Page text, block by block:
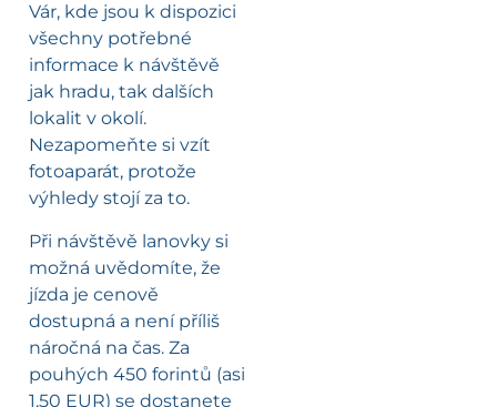
Vár, kde jsou k dispozici
všechny potřebné
informace k návštěvě
jak hradu, tak dalších
lokalit v okolí.
Nezapomeňte si vzít
fotoaparát, protože
výhledy stojí za to.
Při návštěvě lanovky si
možná uvědomíte, že
jízda je cenově
dostupná a není příliš
náročná na čas. Za
pouhých 450 forintů (asi
1,50 EUR) se dostanete